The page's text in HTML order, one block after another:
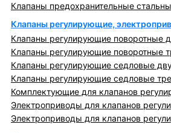
Клапаны предохранительные
Клапаны регулирующие,
Клапаны регулирующие поворотные
Клапаны регулирующие поворотные
Клапаны регулирующие седловые
Клапаны регулирующие седловые
Комплектующие для клапанов
Электроприводы для клапанов
Электроприводы для клапанов